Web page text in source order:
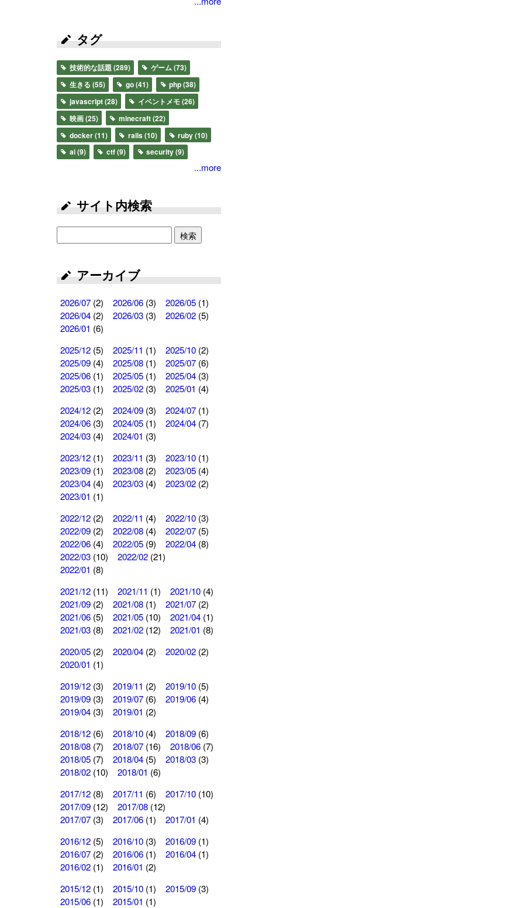
タグ
技術的な話題(289) ゲーム(73)
生きる (55) go(41) php(38)
javascript(28) イベントメモ(26)
映画(25) minecraft(22)
docker(11) rails (10) ruby(10)
ai(9) ctf(9) security(9)
...more
サイト内検索
検索
アーカイブ
2026/07 (2) 2026/06 (3) 2026/05 (1)
2026/04 (2) 2026/03 (3) 2026/02 (5)
2026/01 (6)
2025/12 (5) 2025/11 (1) 2025/10 (2)
2025/09 (4) 2025/08 (1) 2025/07 (6)
2025/06 (1) 2025/05 (1) 2025/04 (3)
2025/03 (1) 2025/02 (3) 2025/01 (4)
2024/12 (2) 2024/09 (3) 2024/07 (1)
2024/06 (3) 2024/05 (1) 2024/04 (7)
2024/03 (4) 2024/01 (3)
2023/12 (1) 2023/11 (3) 2023/10 (1)
2023/09 (1) 2023/08 (2) 2023/05 (4)
2023/04 (4) 2023/03 (4) 2023/02 (2)
2023/01 (1)
2022/12 (2) 2022/11 (4) 2022/10 (3)
2022/09 (2) 2022/08 (4) 2022/07 (5)
2022/06 (4) 2022/05 (9) 2022/04 (8)
2022/03 (10) 2022/02 (21)
2022/01 (8)
2021/12 (11) 2021/11 (1) 2021/10 (4)
2021/09 (2) 2021/08 (1) 2021/07 (2)
2021/06 (5) 2021/05 (10) 2021/04 (1)
2021/03 (8) 2021/02 (12) 2021/01 (8)
2020/05 (2) 2020/04 (2) 2020/02 (2)
2020/01 (1)
2019/12 (3) 2019/11 (2) 2019/10 (5)
2019/09 (3) 2019/07 (6) 2019/06 (4)
2019/04 (3) 2019/01 (2)
2018/12 (6) 2018/10 (4) 2018/09 (6)
2018/08 (7) 2018/07 (16) 2018/06 (7)
2018/05 (7) 2018/04 (5) 2018/03 (3)
2018/02 (10) 2018/01 (6)
2017/12 (8) 2017/11 (6) 2017/10 (10)
2017/09 (12) 2017/08 (12)
2017/07 (3) 2017/06 (1) 2017/01 (4)
2016/12 (5) 2016/10 (3) 2016/09 (1)
2016/07 (2) 2016/06 (1) 2016/04 (1)
2016/02 (1) 2016/01 (2)
2015/12 (1) 2015/10 (1) 2015/09 (3)
2015/06 (1) 2015/01 (1)